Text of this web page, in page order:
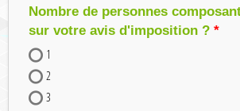
Nombre de personnes
sur votre avis d'imposition ?
1
2
3